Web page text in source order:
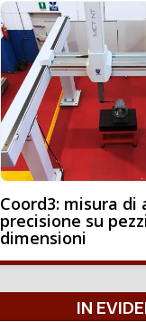
Coord3: misura di
precisione su
dimensioni
IN